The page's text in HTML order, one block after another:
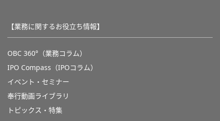
【業務に関するお役立ち情報】
OBC 360°（業務コラム）
IPO Compass（IPOコラム）
イベント・セミナー
奉行動画ライブラリ
トピックス・特集